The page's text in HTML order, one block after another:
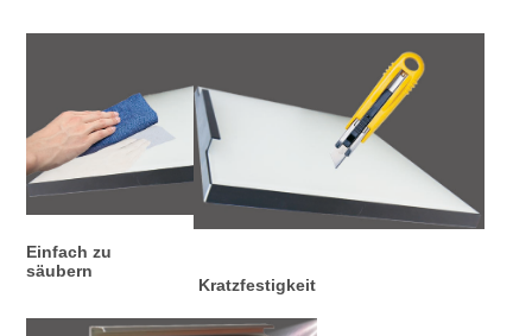
Einfach zu
säubern
Kratzfestigkeit